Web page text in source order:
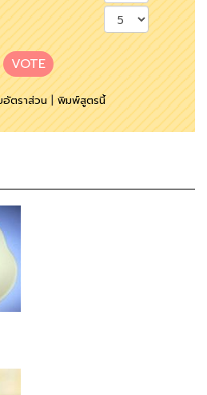
VOTE
อัตราส่วน|พิมพ์สูตรนี้